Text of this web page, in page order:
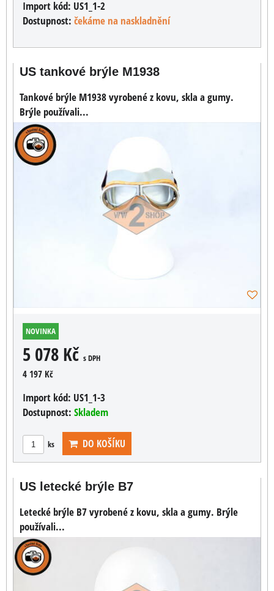
Import kód: US1_1-2
Dostupnost: čekáme na naskladnění
US tankové brýle M1938
Tankové brýle M1938 vyrobené z kovu, skla a gumy.
Brýle používali...
NOVINKA
5 078 Kč s DPH
4 197 Kč
Import kód: US1_1-3
Dostupnost: Skladem
ks DO KOŠÍKU
US letecké brýle B7
Letecké brýle B7 vyrobené z kovu, skla a gumy. Brýle
používali...